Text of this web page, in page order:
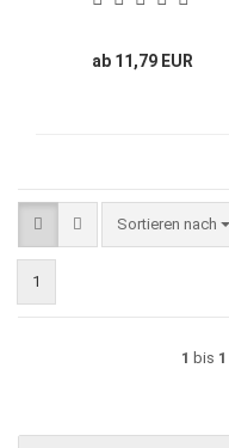
ab 11,79 EUR
Sortieren nach
Sortieren nach
1
1 bis 1